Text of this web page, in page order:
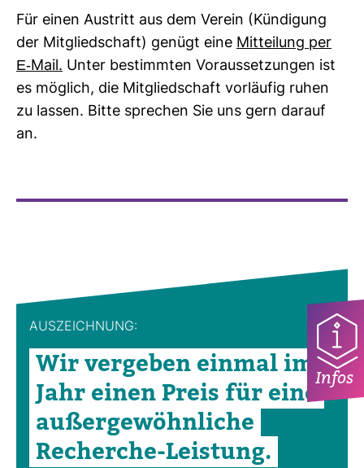
Für einen Aus­tritt aus dem Verein (Kün­di­gung
der Mit­glied­schaft) genügt eine Mit­tei­lung per
E-​Mail. Unter bestimmten Vor­aus­set­zungen ist
es mög­lich, die Mit­glied­schaft vor­läufig ruhen
zu lassen. Bitte spre­chen Sie uns gern darauf
an.
Infos
AUS­ZEICH­NUNG:
Wir ver­geben einmal im
Jahr einen Preis für eine
außer­ge­wöhn­liche
Recherche-​Leis­tung.